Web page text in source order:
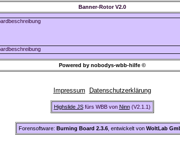
Banner-Rotor V2.0
Powered by nobodys-wbb-hilfe ©
Impressum Datenschutzerklärung
Highslide JSfürs WBB von Ninn(V2.1.1)
Forensoftware: Burning Board 2.3.6, entwickelt von WoltLab